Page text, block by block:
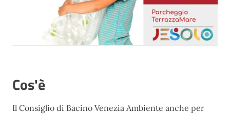
Cos'è
Il Consiglio di Bacino Venezia Ambiente anche per